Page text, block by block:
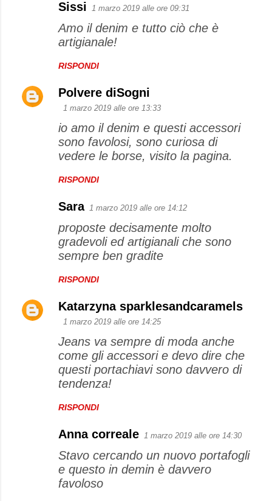
Sissi 1 marzo 2019 alle ore 09:31
Amo il denim e tutto ciò che è
artigianale!
RISPONDI
Polvere diSogni
1 marzo 2019 alle ore 13:33
io amo il denim e questi accessori
sono favolosi, sono curiosa di
vedere le borse, visito la pagina.
RISPONDI
Sara 1 marzo 2019 alle ore 14:12
proposte decisamente molto
gradevoli ed artigianali che sono
sempre ben gradite
RISPONDI
Katarzyna sparklesandcaramels
1 marzo 2019 alle ore 14:25
Jeans va sempre di moda anche
come gli accessori e devo dire che
questi portachiavi sono davvero di
tendenza!
RISPONDI
Anna correale 1 marzo 2019 alle ore 14:30
Stavo cercando un nuovo portafogli
e questo in demin è davvero
favoloso